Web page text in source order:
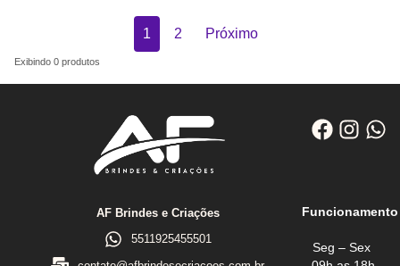
Exibindo 0 produtos
1 2 Próximo
AF Brindes e Criações
5511925455501
Funcionamento
Seg – Sex